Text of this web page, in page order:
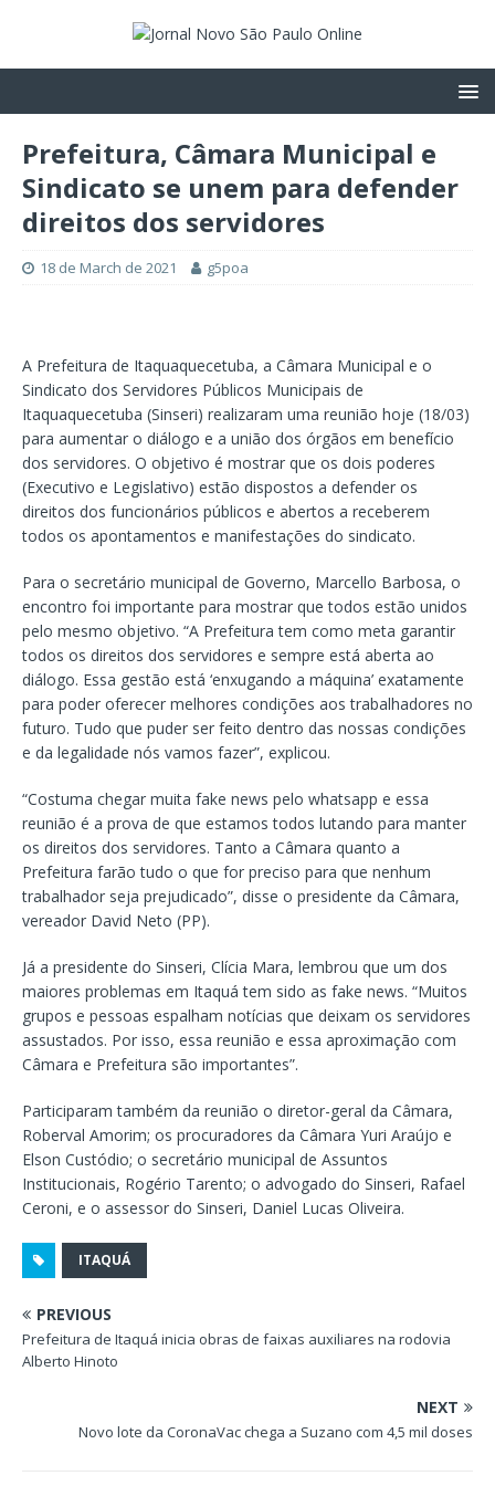
Prefeitura, Câmara Municipal e
Sindicato se unem para defender
direitos dos servidores
18 de March de 2021 g5poa
A Prefeitura de Itaquaquecetuba, a Câmara Municipal e o
Sindicato dos Servidores Públicos Municipais de
Itaquaquecetuba (Sinseri) realizaram uma reunião hoje (18/03)
para aumentar o diálogo e a união dos órgãos em benefício
dos servidores. O objetivo é mostrar que os dois poderes
(Executivo e Legislativo) estão dispostos a defender os
direitos dos funcionários públicos e abertos a receberem
todos os apontamentos e manifestações do sindicato.
Para o secretário municipal de Governo, Marcello Barbosa, o
encontro foi importante para mostrar que todos estão unidos
pelo mesmo objetivo. “A Prefeitura tem como meta garantir
todos os direitos dos servidores e sempre está aberta ao
diálogo. Essa gestão está ‘enxugando a máquina’ exatamente
para poder oferecer melhores condições aos trabalhadores no
futuro. Tudo que puder ser feito dentro das nossas condições
e da legalidade nós vamos fazer”, explicou.
“Costuma chegar muita fake news pelo whatsapp e essa
reunião é a prova de que estamos todos lutando para manter
os direitos dos servidores. Tanto a Câmara quanto a
Prefeitura farão tudo o que for preciso para que nenhum
trabalhador seja prejudicado”, disse o presidente da Câmara,
vereador David Neto (PP).
Já a presidente do Sinseri, Clícia Mara, lembrou que um dos
maiores problemas em Itaquá tem sido as fake news. “Muitos
grupos e pessoas espalham notícias que deixam os servidores
assustados. Por isso, essa reunião e essa aproximação com
Câmara e Prefeitura são importantes”.
Participaram também da reunião o diretor-geral da Câmara,
Roberval Amorim; os procuradores da Câmara Yuri Araújo e
Elson Custódio; o secretário municipal de Assuntos
Institucionais, Rogério Tarento; o advogado do Sinseri, Rafael
Ceroni, e o assessor do Sinseri, Daniel Lucas Oliveira.
ITAQUÁ
PREVIOUS
Prefeitura de Itaquá inicia obras de faixas auxiliares na rodovia
Alberto Hinoto
NEXT
Novo lote da CoronaVac chega a Suzano com 4,5 mil doses